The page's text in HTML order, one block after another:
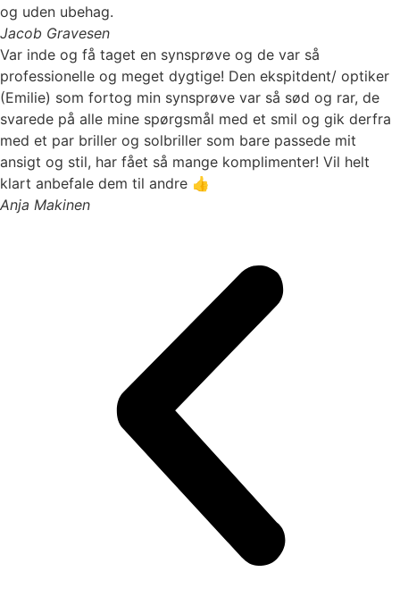
og uden ubehag.
Jacob Gravesen
Var inde og få taget en synsprøve og de var så
professionelle og meget dygtige! Den ekspitdent/ optiker
(Emilie) som fortog min synsprøve var så sød og rar, de
svarede på alle mine spørgsmål med et smil og gik derfra
med et par briller og solbriller som bare passede mit
ansigt og stil, har fået så mange komplimenter! Vil helt
klart anbefale dem til andre 👍
Anja Makinen